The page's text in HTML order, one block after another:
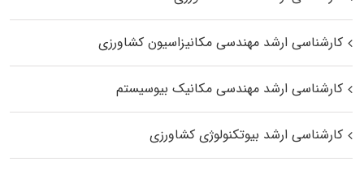
کارشناسی ارشد مهندسی مکانیزاسیون کشاورزی
کارشناسی ارشد مهندسی مکانیک بیوسیستم
کارشناسی ارشد بیوتکنولوژی کشاورزی